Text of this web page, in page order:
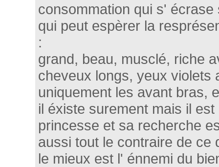
consommation qui s'
qui peut espèrer la
:
grand, beau, musclé, riche
cheveux longs, yeux violets
uniquement les avant bras,
il éxiste surement mais il
princesse et sa recherche
aussi tout le contraire de ce
le mieux est l' énnemi du